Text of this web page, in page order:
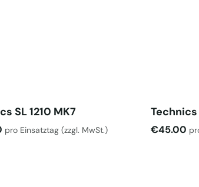
SL 1210 MK7
pro Einsatztag (zzgl. MwSt.)
Technics
€45.00